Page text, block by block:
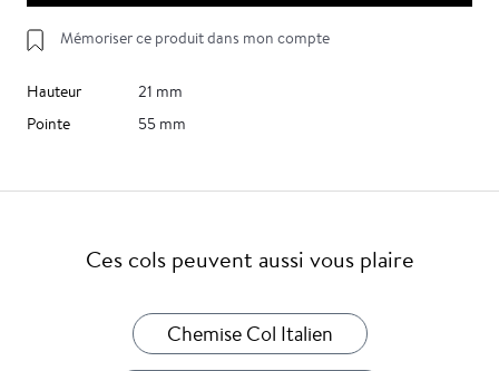
Mémoriser ce produit dans mon compte
Hauteur
21 mm
Pointe
55 mm
Ces cols peuvent aussi vous plaire
Chemise Col Italien